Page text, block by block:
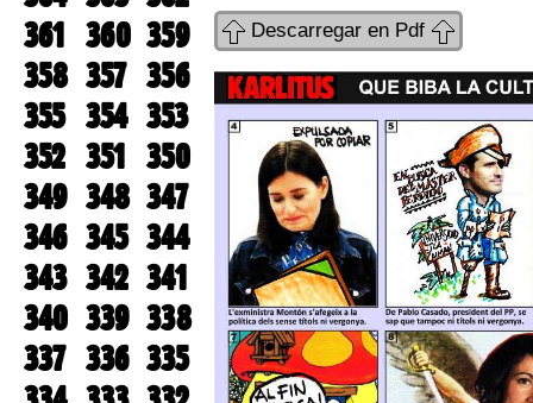
361 360 359
358 357 356
355 354 353
352 351 350
349 348 347
346 345 344
343 342 341
340 339 338
337 336 335
Descarregar en Pdf